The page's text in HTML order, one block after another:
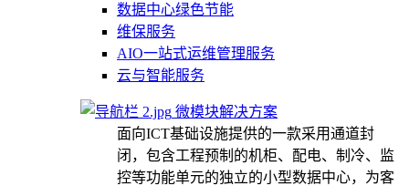
数据中心绿色节能
维保服务
AIO一站式运维管理服务
云与智能服务
微模块解决方案
面向ICT基础设施提供的一款采用通道封
闭，包含工程预制的机柜、配电、制冷、监
控等功能单元的独立的小型数据中心，为客